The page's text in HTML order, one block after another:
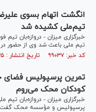
انگشت اتهام بسوی
تیم‌ملی کشیده شد
خبرگزاری میزان - دروازه‌بان
تیم ملی باعث شد وی از حضور در
کد خبر: ۹۹۰۳۷ تاریخ انتشار : ۱۳۹۴/۰۸/۲۵
تمرین پرسپولیس
کودکان محک می‌روم
خبرگزاری میزان - دروازه‌بان
پرسپولیس و مؤسسه محک